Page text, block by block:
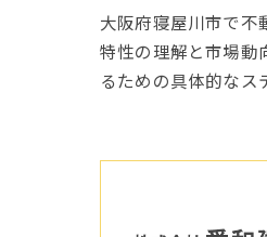
大阪府寝屋川市で不
特性の理解と市場動
るための具体的なス